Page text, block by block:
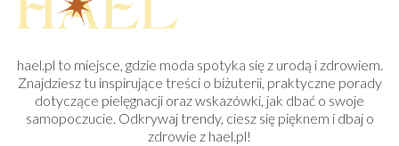
hael.pl to miejsce, gdzie moda spotyka się z urodą i zdrowiem.
Znajdziesz tu inspirujące treści o biżuterii, praktyczne porady
dotyczące pielęgnacji oraz wskazówki, jak dbać o swoje
samopoczucie. Odkrywaj trendy, ciesz się pięknem i dbaj o
zdrowie z hael.pl!